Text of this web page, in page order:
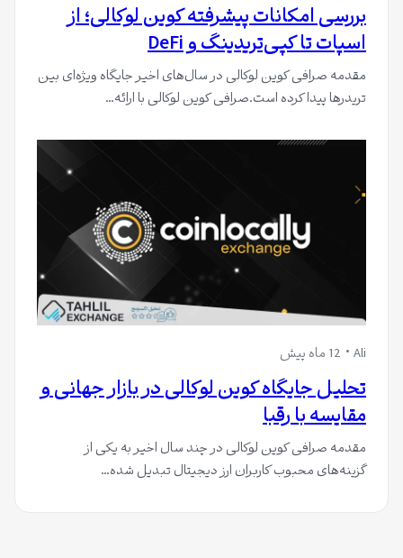
بررسی امکانات پیشرفته کوین لوکالی؛ از
اسپات تا کپی‌تریدینگ و DeFi
مقدمه صرافی کوین لوکالی در سال‌های اخیر جایگاه ویژه‌ای بین
تریدرها پیدا کرده است.صرافی کوین لوکالی با ارائه…
Ali 12 ماه پیش
تحلیل جایگاه کوین لوکالی در بازار جهانی و
مقایسه با رقبا
مقدمه صرافی کوین لوکالی در چند سال اخیر به یکی از
گزینه‌های محبوب کاربران ارز دیجیتال تبدیل شده…